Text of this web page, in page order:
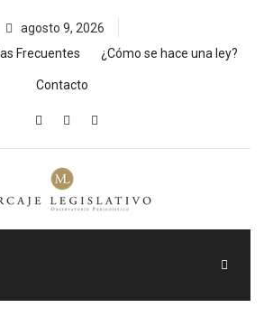
agosto 9, 2026
Frecuentes ¿Cómo se hace una ley?
Contacto